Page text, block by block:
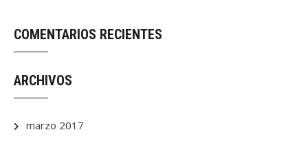
COMENTARIOS RECIENTES
ARCHIVOS
marzo 2017